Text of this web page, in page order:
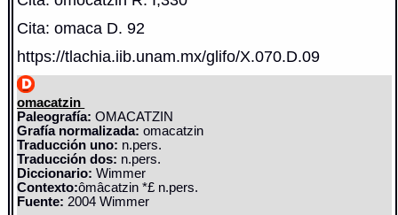
Cita: omaca D. 92
https://tlachia.iib.unam.mx/glifo/X.070.D.09
omacatzin
Paleografía: OMACATZIN
Grafía normalizada: omacatzin
Traducción uno: n.pers.
Traducción dos: n.pers.
Diccionario:Wimmer
Contexto:ômâcatzin *£ n.pers.
Fuente: 2004 Wimmer